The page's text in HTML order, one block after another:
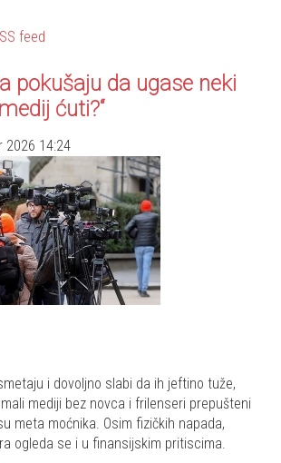
feed
pokušaju da ugase neki
ćuti?“
2026 14:24
i dovoljno slabi da ih jeftino tuže,
mediji bez novca i frilenseri prepušteni
meta moćnika. Osim fizičkih napada,
ogleda se i u finansijskim pritiscima.